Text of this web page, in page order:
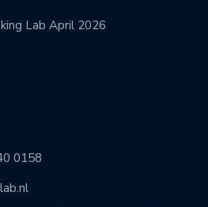
Lab April 2026
0158